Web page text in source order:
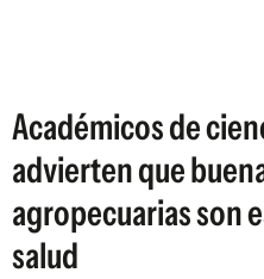
Académicos de
advierten que
agropecuarias son
salud